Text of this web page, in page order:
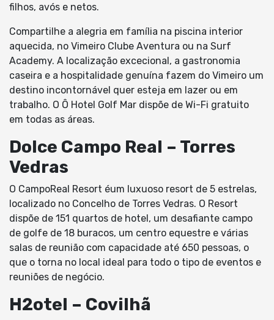
filhos, avós e netos.
Compartilhe a alegria em família na piscina interior
aquecida, no Vimeiro Clube Aventura ou na Surf
Academy. A localização excecional, a gastronomia
caseira e a hospitalidade genuína fazem do Vimeiro um
destino incontornável quer esteja em lazer ou em
trabalho. O Ô Hotel Golf Mar dispõe de Wi-Fi gratuito
em todas as áreas.
Dolce Campo Real – Torres
Vedras
O CampoReal Resort éum luxuoso resort de 5 estrelas,
localizado no Concelho de Torres Vedras. O Resort
dispõe de 151 quartos de hotel, um desafiante campo
de golfe de 18 buracos, um centro equestre e várias
salas de reunião com capacidade até 650 pessoas, o
que o torna no local ideal para todo o tipo de eventos e
reuniões de negócio.
H2otel – Covilhã